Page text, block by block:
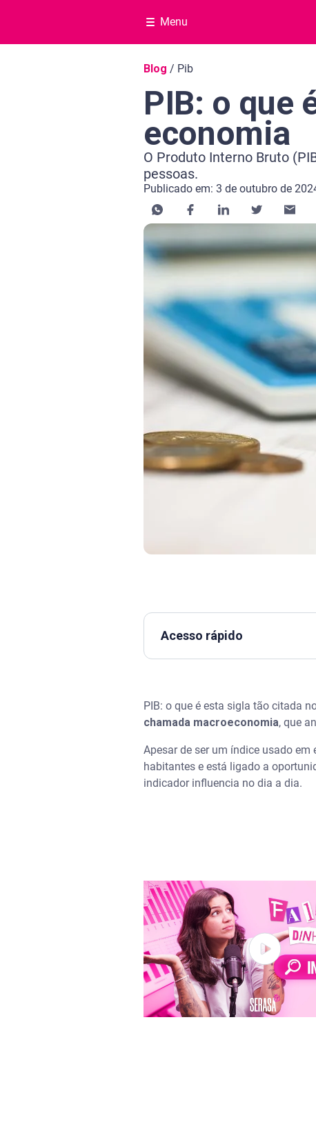
Menu
Navegação do blog
Blog / Pib
PIB: o que
economia
O Produto Interno Bruto
pessoas.
Publicado em: 3 de outubro de
Categoria Educação financeira
Tempo de leitura: 9 minutos
Acesso rápido
PIB: o que é
Importância do PIB para a
Como o PIB é calculado
Qual a diferença entre PIB
O que é PIB per capita
Países com os maiores PIB per
PIB: o que é esta sigla tão citada
chamada macroeconomia, que
Apesar de ser um índice usado
habitantes e está ligado a
indicador influencia no dia a dia.